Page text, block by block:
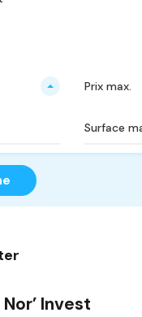
Prix ​​max.
Nor’ Invest